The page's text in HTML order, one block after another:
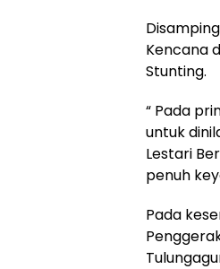
Kencana
Stunting.
“ Pada
untuk
Lestari
penuh
Pada